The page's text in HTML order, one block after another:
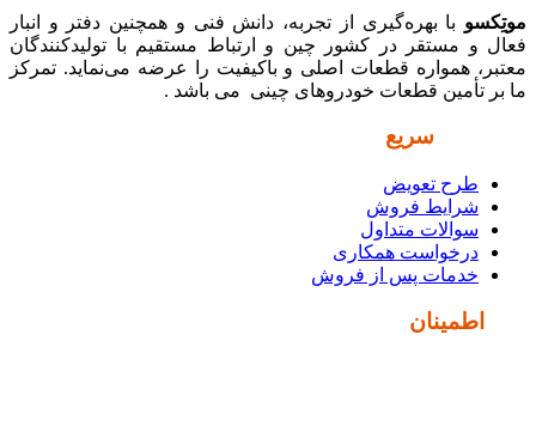
موتِکسو با بهره‌گیری از تجربه، دانش فنی و همچنین دفتر و انبار
فعال و مستقر در کشور چین و ارتباط مستقیم با تولیدکنندگان
معتبر، همواره قطعات اصلی و باکیفیت را عرضه می‌نماید. تمرکز
ما بر تأمین قطعات خودروهای چینی می باشد .
سریع
طرح تعویض
شرایط فروش
سوالات متداول
درخواست همکاری
خدمات پس از فروش
اطمینان